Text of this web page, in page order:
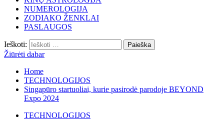
NUMEROLOGIJA
ZODIAKO ŽENKLAI
PASLAUGOS
Ieškoti:
Žiūrėti dabar
Home
TECHNOLOGIJOS
Singapūro startuoliai, kurie pasirodė parodoje BEYOND
Expo 2024
TECHNOLOGIJOS